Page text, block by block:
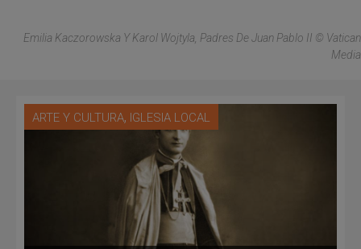
Emilia Kaczorowska Y Karol Wojtyla, Padres De Juan Pablo II © Vatican
Media
ARTE Y CULTURA, IGLESIA LOCAL